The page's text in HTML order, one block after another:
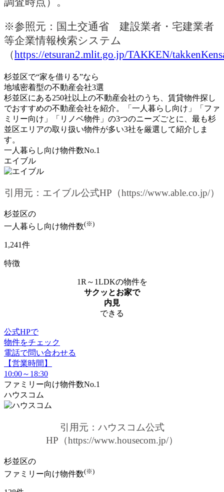
※参照元：国土交通省 建設業者・宅建業者
等企業情報検索システム
（https://etsuran2.mlit.go.jp/TAKKEN/
杉並区で“家を借りる”なら
地域密着型の不動産会社3選
杉並区にある250社以上の不動産会社のうち、賃貸物件探し
でおすすめの不動産会社を紹介。「一人暮らし向け」「ファ
ミリー向け」「リノベ物件」の3つのニーズごとに、 最も杉
並区エリアの取り扱い物件が多い3社を厳選して紹介しま
す。
一人暮らし向け物件数No.1
エイブル
引用元：エイブル公式HP（https://www.able.co.jp/）
杉並区の
一人暮らし向け物件数(※)
1,241件
特徴
1R～1LDKの物件を
サクッとお家で
内見
できる
公式HPで
物件をチェック
電話で問い合わせる
【営業時間】
10:00～18:30
ファミリー向け物件数No.1
ハウスコム
引用元：ハウスコム公式
HP（https://www.housecom.jp/）
杉並区の
ファミリー向け物件数(※)